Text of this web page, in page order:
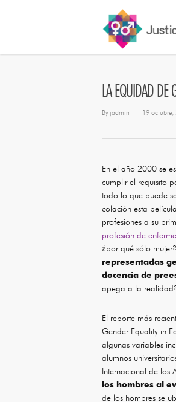
LA EQUIDAD DE
By jadmin 19 octubre,
En el año 2000 se
cumplir el requisito
todo lo que puede
colación esta
profesiones a su
profesión de
¿por qué sólo mujer?
representadas
docencia de
apega a la
El reporte más
Gender Equality in
algunas variables
alumnos
Internacional de los
los hombres al
de los hombres se